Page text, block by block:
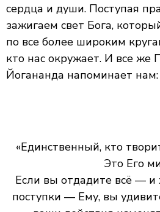
сердца и души. Поступая
зажигаем свет Бога,
по все более широким
кто нас окружает. И все же
Йогананда напоминает нам:
«Единственный, кто
Это Его
Если вы отдадите всё — и
поступки — Ему, вы